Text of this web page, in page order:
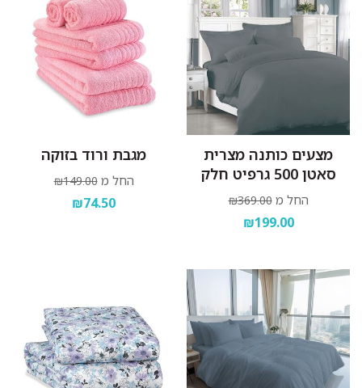
מצעים כותנה מצרית
סאטן 500 גרפיט חלק
החל מ ₪369.00
₪199.00
מגבת ורוד בזוקה
החל מ ₪149.00
₪74.50